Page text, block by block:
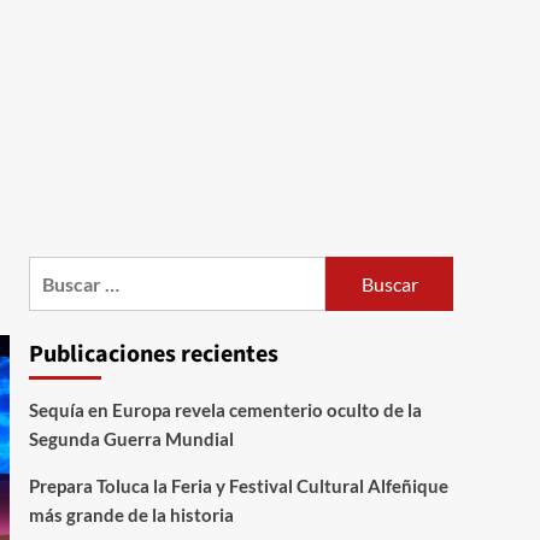
Publicaciones recientes
Sequía en Europa revela cementerio oculto de la
Segunda Guerra Mundial
Prepara Toluca la Feria y Festival Cultural Alfeñique
más grande de la historia